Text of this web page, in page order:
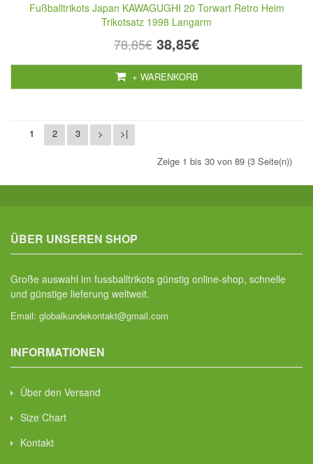
Fußballtrikots Japan KAWAGUGHI 20 Torwart Retro Heim
Trikotsatz 1998 Langarm
78,85€ 38,85€
+ WARENKORB
1 2 3 > >|
Zeige 1 bis 30 von 89 (3 Seite(n))
ÜBER UNSEREN SHOP
Große auswahl im fussballtrikots günstig online-shop, schnelle
und günstige lieferung weltweit.
Email: globalkundekontakt@gmail.com
INFORMATIONEN
Über den Versand
Size Chart
Kontakt